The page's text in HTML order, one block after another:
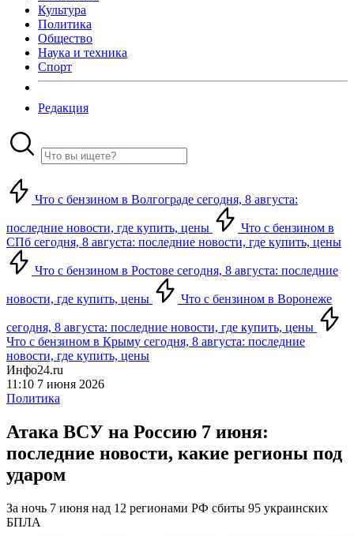
Культура
Политика
Общество
Наука и техника
Спорт
Редакция
Что с бензином в Волгограде сегодня, 8 августа:
последние новости, где купить, цены
Что с бензином в
СПб сегодня, 8 августа: последние новости, где купить, цены
Что с бензином в Ростове сегодня, 8 августа: последние
новости, где купить, цены Что с бензином в Воронеже
сегодня, 8 августа: последние новости, где купить, цены
Что с бензином в Крыму сегодня, 8 августа: последние
новости, где купить, цены
Инфо24.ru
11:10 7 июня 2026
Политика
Атака ВСУ на Россию 7 июня:
последние новости, какие регионы под
ударом
За ночь 7 июня над 12 регионами РФ сбиты 95 украинских
БПЛА